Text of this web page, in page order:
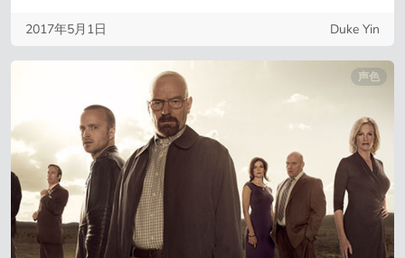
2017年5月1日 Duke Yin
声色